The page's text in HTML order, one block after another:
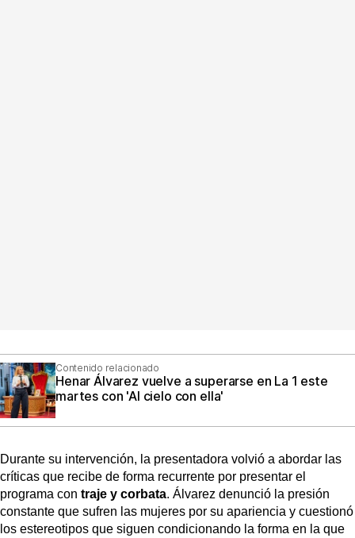
Contenido relacionado
Henar Álvarez vuelve a superarse en La 1 este
martes con 'Al cielo con ella'
Durante su intervención, la presentadora volvió a abordar las
críticas que recibe de forma recurrente por presentar el
programa con traje y corbata. Álvarez denunció la presión
constante que sufren las mujeres por su apariencia y cuestionó
los estereotipos que siguen condicionando la forma en la que